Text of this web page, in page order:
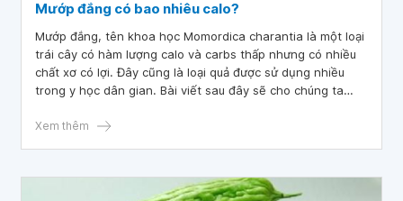
Mướp đắng có bao nhiêu calo?
Mướp đắng, tên khoa học Momordica charantia là một loại
trái cây có hàm lượng calo và carbs thấp nhưng có nhiều
chất xơ có lợi. Đây cũng là loại quả được sử dụng nhiều
trong y học dân gian. Bài viết sau đây sẽ cho chúng ta
mà quả mướp đắng mang lại.
Xem thêm